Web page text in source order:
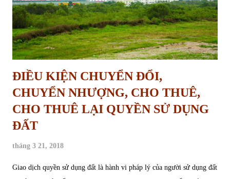
đình, cá nhân, cộng đồng dân cư tron...
ĐIỀU KIỆN CHUYỂN ĐỔI,
CHUYỂN NHƯỢNG, CHO THUÊ,
CHO THUÊ LẠI QUYỀN SỬ DỤNG
ĐẤT
tháng 3 21, 2018
Giao dịch quyền sử dụng đất là hành vi pháp lý của người sử dụng đất